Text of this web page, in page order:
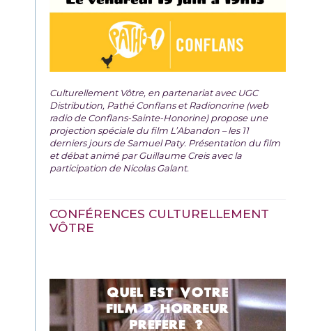
Culturellement Vôtre, en partenariat avec UGC
Distribution, Pathé Conflans et Radionorine (web
radio de Conflans-Sainte-Honorine) propose une
projection spéciale du film L’Abandon – les 11
derniers jours de Samuel Paty. Présentation du film
et débat animé par Guillaume Creis avec la
participation de Nicolas Galant.
CONFÉRENCES CULTURELLEMENT
VÔTRE